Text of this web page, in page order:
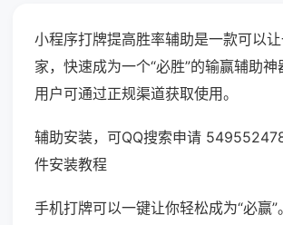
小程序打牌提高胜率辅助是一款可以
家，快速成为一个“必胜”的输赢辅助
用户可通过正规渠道获取使用。
辅助安装，可QQ搜索申请
件安装教程
手机打牌可以一键让你轻松成为“必赢